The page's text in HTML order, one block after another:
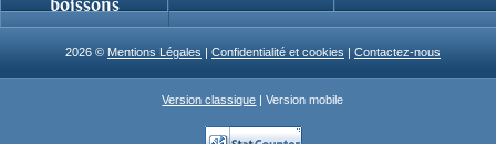
boissons
2026 © Mentions Légales | Confidentialité et cookies | Contactez-nous
Version classique | Version mobile